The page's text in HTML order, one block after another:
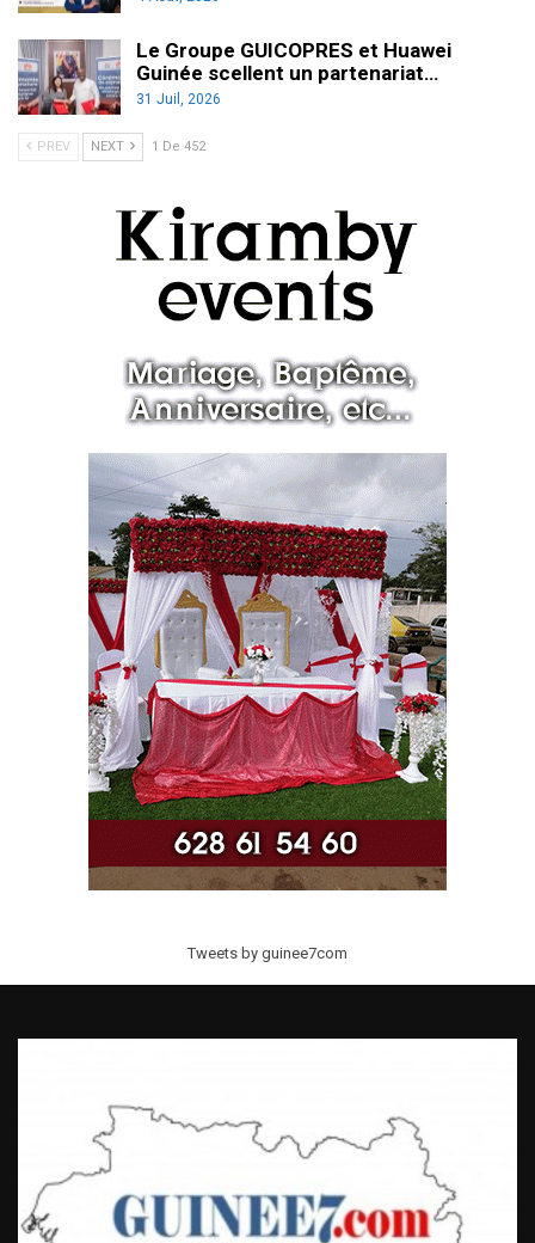
Le Groupe GUICOPRES et Huawei
Guinée scellent un partenariat…
31 Juil, 2026
PREV NEXT 1 De 452
Tweets by guinee7com